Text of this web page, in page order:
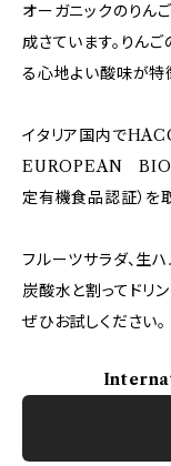
オーガニックのりん
成さています。りん
る心地よい酸味が特
イタリア国内で
EUROPEAN BIO（
定有機食品認証）を
フルーツサラダ、生ハ
炭酸水と割ってドリ
ぜひお試しください。